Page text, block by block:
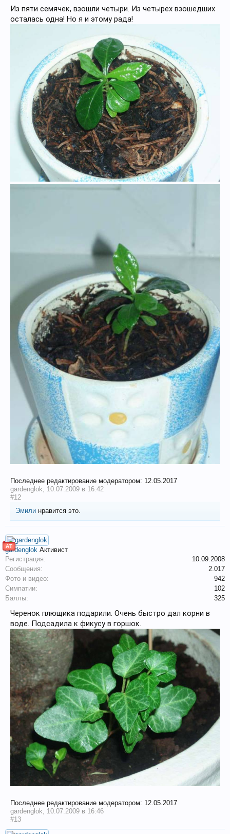
Из пяти семячек, взошли четыри. Из четырех взошедших
осталась одна! Но я и этому рада!
Последнее редактирование модератором: 12.05.2017
gardenglok, 10.07.2009 в 16:42
#12
Эмили нравится это.
АТ
gardenglok Активист
Регистрация:
10.09.2008
Сообщения:
2.017
Фото и видео:
942
Симпатии:
102
Баллы:
325
Черенок плющика подарили. Очень быстро дал корни в
воде. Подсадила к фикусу в горшок.
Последнее редактирование модератором: 12.05.2017
gardenglok, 10.07.2009 в 16:46
#13